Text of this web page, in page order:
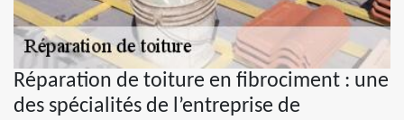
Réparation de toiture en fibrociment : une
des spécialités de l’entreprise de